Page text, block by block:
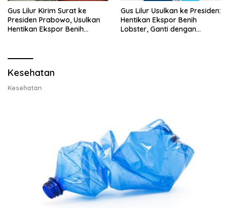
Gus Lilur Kirim Surat ke
Presiden Prabowo, Usulkan
Hentikan Ekspor Benih
Gus Lilur Usulkan ke Presiden:
Hentikan Ekspor Benih
Lobster, Ganti dengan
Kesehatan
Kesehatan